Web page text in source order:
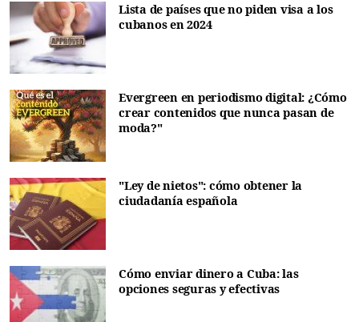
Lista de países que no piden visa a los
cubanos en 2024
Evergreen en periodismo digital: ¿Cómo
crear contenidos que nunca pasan de
moda?"
"Ley de nietos": cómo obtener la
ciudadanía española
Cómo enviar dinero a Cuba: las
opciones seguras y efectivas